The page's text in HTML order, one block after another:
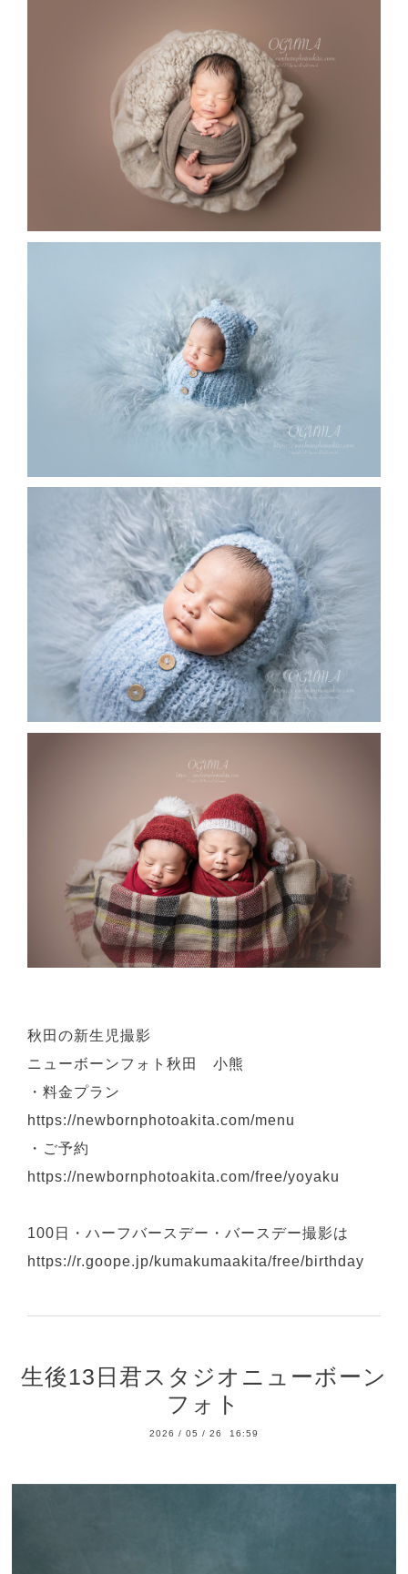
秋田の新生児撮影
ニューボーンフォト秋田 小熊
・料金プラン
https://newbornphotoakita.com/menu
・ご予約
https://newbornphotoakita.com/free/yoyaku
100日・ハーフバースデー・バースデー撮影は
https://r.goope.jp/kumakumaakita/free/birthday
生後13日君スタジオニューボーン
フォト
2026 / 05 / 26 16:59